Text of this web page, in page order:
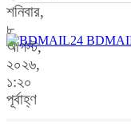
শনিবার,
৮
আগস্ট,
২০২৬,
১:২০
পূর্বাহ্ণ